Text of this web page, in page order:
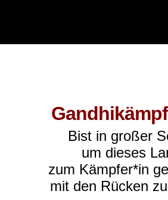
Bist in großer
um dieses
zum Kämpfer*in
mit den Rücken